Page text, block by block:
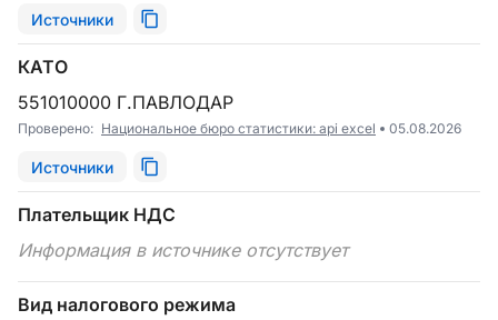
Источники
КАТО
551010000 Г.ПАВЛОДАР
Проверено: Национальное бюро статистики: api excel 05.08.2026
Источники
Плательщик НДС
Информация в источнике отсутствует
Вид налогового режима